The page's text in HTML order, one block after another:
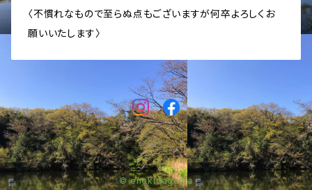
〈不慣れなもので至らぬ点もございますが何卒よろしくお
願いいたします〉
© enokidagama